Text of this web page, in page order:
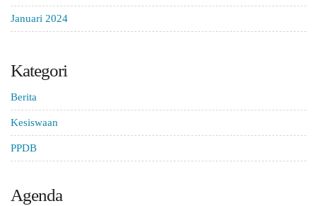
Januari 2024
Kategori
Berita
Kesiswaan
PPDB
Agenda